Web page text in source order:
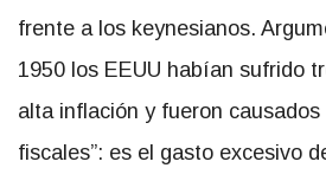
frente a los keynesianos.
1950 los EEUU habían sufrido
alta inflación y fueron causados
fiscales”: es el gasto excesivo